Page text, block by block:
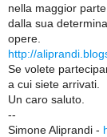
nella maggior
dalla sua
opere.
http://
Se volete
a cui siete arrivati.
Un caro saluto.
--
Simone Aliprandi -